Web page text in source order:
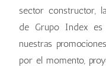
sector constructor,
de Grupo Index es
nuestras
por el momento,